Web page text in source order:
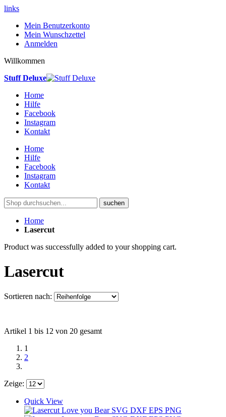
links
Mein Benutzerkonto
Mein Wunschzettel
Anmelden
Willkommen
Stuff Deluxe
Home
Hilfe
Facebook
Instagram
Kontakt
Home
Hilfe
Facebook
Instagram
Kontakt
suchen
Home
Lasercut
Product was successfully added to your shopping cart.
Lasercut
Sortieren nach:
Artikel 1 bis 12 von 20 gesamt
1
2
Zeige:
Quick View